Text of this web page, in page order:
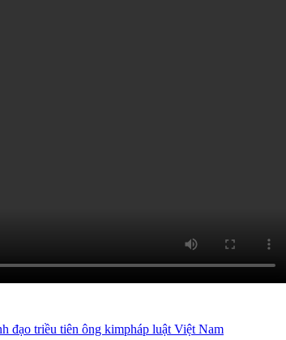
đạo triều tiên ông kimpháp luật Việt Nam